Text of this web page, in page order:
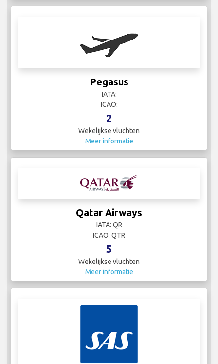
Pegasus
IATA:
ICAO:
2
Wekelijkse vluchten
Meer informatie
Qatar Airways
IATA: QR
ICAO: QTR
5
Wekelijkse vluchten
Meer informatie